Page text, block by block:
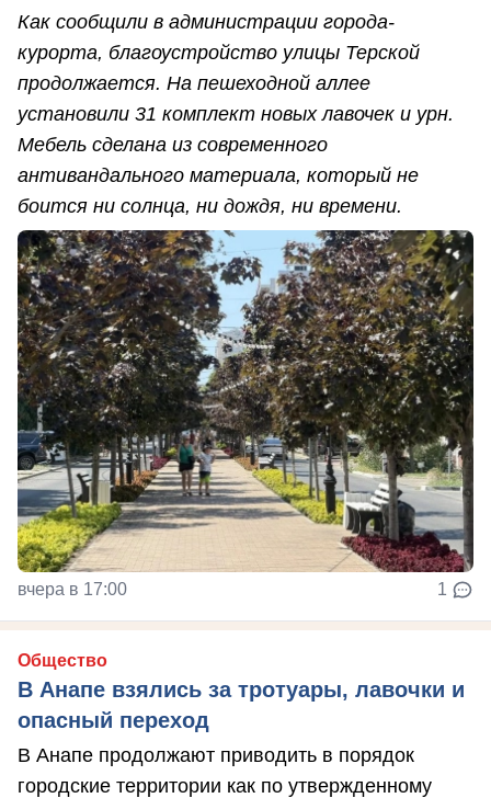
Как сообщили в администрации города-
курорта, благоустройство улицы Терской
продолжается. На пешеходной аллее
установили 31 комплект новых лавочек и урн.
Мебель сделана из современного
антивандального материала, который не
боится ни солнца, ни дождя, ни времени.
вчера в 17:00 1
Общество
В Анапе взялись за тротуары, лавочки и
опасный переход
В Анапе продолжают приводить в порядок
городские территории как по утвержденному